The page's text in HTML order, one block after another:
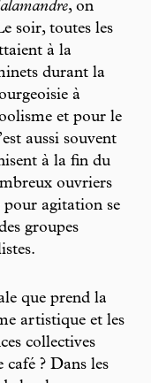
, on
soir, toutes les
à la
durant la
à
et pour le
aussi souvent
à la fin du
ouvriers
pour agitation se
groupes
que prend la
artistique et les
collectives
café ? Dans les